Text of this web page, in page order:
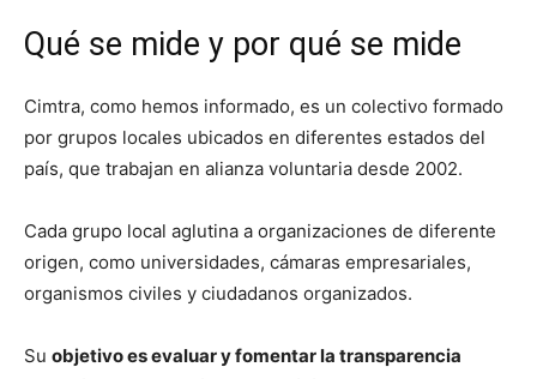
Qué se mide y por qué se mide
Cimtra, como hemos informado, es un colectivo formado
por grupos locales ubicados en diferentes estados del
país, que trabajan en alianza voluntaria desde 2002.
Cada grupo local aglutina a organizaciones de diferente
origen, como universidades, cámaras empresariales,
organismos civiles y ciudadanos organizados.
Su objetivo es evaluar y fomentar la transparencia